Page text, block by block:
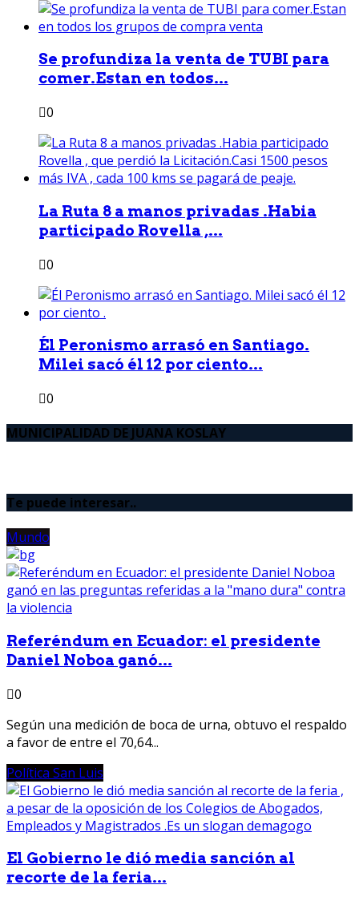
Se profundiza la venta de TUBI para
comer.Estan en todos...
0
La Ruta 8 a manos privadas .Habia
participado Rovella ,...
0
Él Peronismo arrasó en Santiago.
Milei sacó él 12 por ciento...
0
MUNICIPALIDAD DE JUANA KOSLAY
Te puede interesar..
Mundo
Referéndum en Ecuador: el presidente
Daniel Noboa ganó...
0
Según una medición de boca de urna, obtuvo el respaldo
a favor de entre el 70,64...
Política San Luis
El Gobierno le dió media sanción al
recorte de la feria...